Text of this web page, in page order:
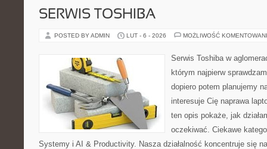
SERWIS TOSHIBA
POSTED BY ADMIN LUT - 6 - 2026 MOŻLIWOŚĆ
Serwis Toshiba w
którym najpierw
dopiero potem planujemy
interesuje Cię naprawa
ten opis pokaże, jak
oczekiwać. Ciekawe
Systemy i AI & Productivity. Nasza działalność koncentruje się